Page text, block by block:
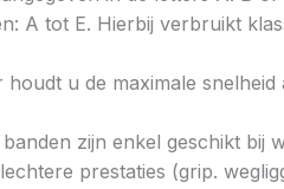
A tot E. Hierbij verbruikt
u de maximale
zijn enkel geschikt bij
prestaties (grip.